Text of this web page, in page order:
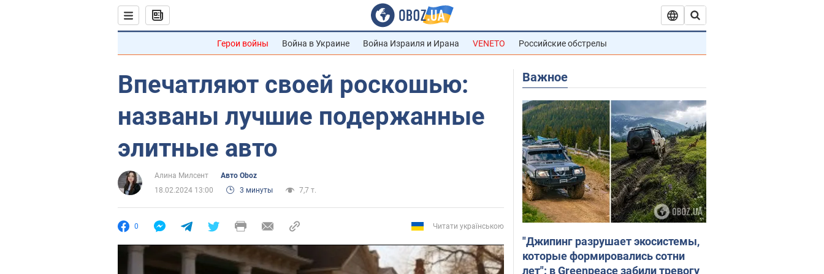
Герои войны Война в Украине Война Израиля и Ирана VENETO Российские обстрелы
Впечатляют своей роскошью:
названы лучшие подержанные
элитные авто
Алина Милсент
Авто Oboz
18.02.2024 13:00
3 минуты 7,7 т.
0 Читати українською
Важное
"Джипинг разрушает экосистемы,
которые формировались сотни
лет": в Greenpeace забили тревогу